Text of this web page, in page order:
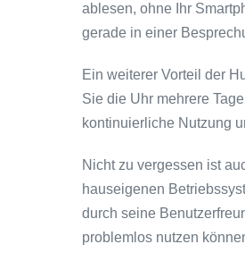
ablesen, ohne Ihr
gerade in einer
Ein weiterer Vorteil der
Sie die Uhr mehrere
kontinuierliche Nutzung
Nicht zu vergessen ist
hauseigenen
durch seine
problemlos nutzen